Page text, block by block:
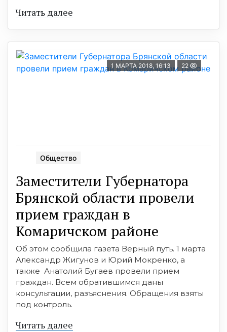
Читать далее
1 МАРТА 2018, 16:13 22
Общество
Заместители Губернатора
Брянской области провели
прием граждан в
Комаричском районе
Об этом сообщила газета Верный путь. 1 марта
Александр Жигунов и Юрий Мокренко, а
также Анатолий Бугаев провели прием
граждан. Всем обратившимся даны
консультации, разъяснения. Обращения взяты
под контроль.
Читать далее